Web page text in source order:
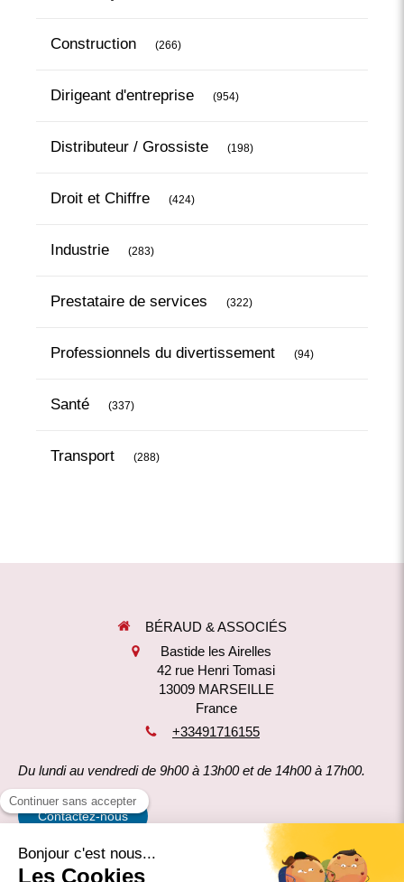
Construction (266)
Dirigeant d'entreprise (954)
Distributeur / Grossiste (198)
Droit et Chiffre (424)
Industrie (283)
Prestataire de services (322)
Professionnels du divertissement (94)
Santé (337)
Transport (288)
BÉRAUD & ASSOCIÉS
Bastide les Airelles
42 rue Henri Tomasi
13009 MARSEILLE
France
+33491716155
Du lundi au vendredi de 9h00 à 13h00 et de 14h00 à 17h00.
Contactez-nous
Mentions légales